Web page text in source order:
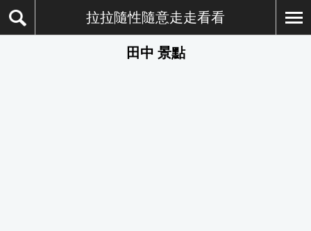
拉拉隨性隨意走走看看
田中 景點